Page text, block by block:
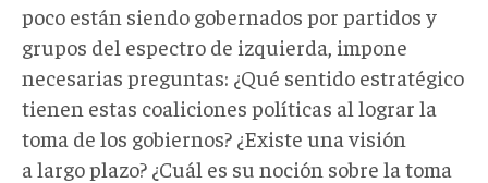
poco están siendo gobernados por partidos y
grupos del espectro de izquierda, impone
necesarias preguntas: ¿Qué sentido estratégico
tienen estas coaliciones políticas al lograr la
toma de los gobiernos? ¿Existe una visión
a largo plazo? ¿Cuál es su noción sobre la toma